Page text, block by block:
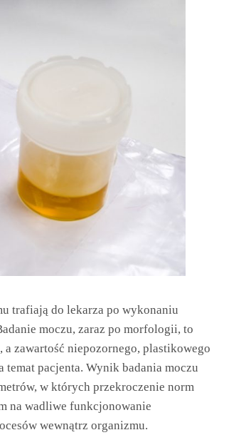
trafiają do lekarza po wykonaniu
moczu, zaraz po morfologii, to
zawartość niepozornego, plastikowego
pacjenta. Wynik badania moczu
w których przekroczenie norm
na wadliwe funkcjonowanie
wewnątrz organizmu.